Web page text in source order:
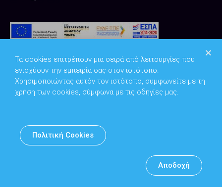
Copyright © 2026Υπουργείο Ψηφιακής Διακυβέρνησης
Υπεύθυνος DPO: Θανάσης Κοσμόπουλος | dpo@mindigital.gr
Τα cookies επιτρέπουν μια σειρά από λειτουργίες που
ενισχύουν την εμπειρία σας στον ιστότοπο.
Χρησιμοποιώντας αυτόν τον ιστότοπο, συμφωνείτε με τη
χρήση των cookies, σύμφωνα με τις οδηγίες μας.
Πολιτική Cookies
Αποδοχή